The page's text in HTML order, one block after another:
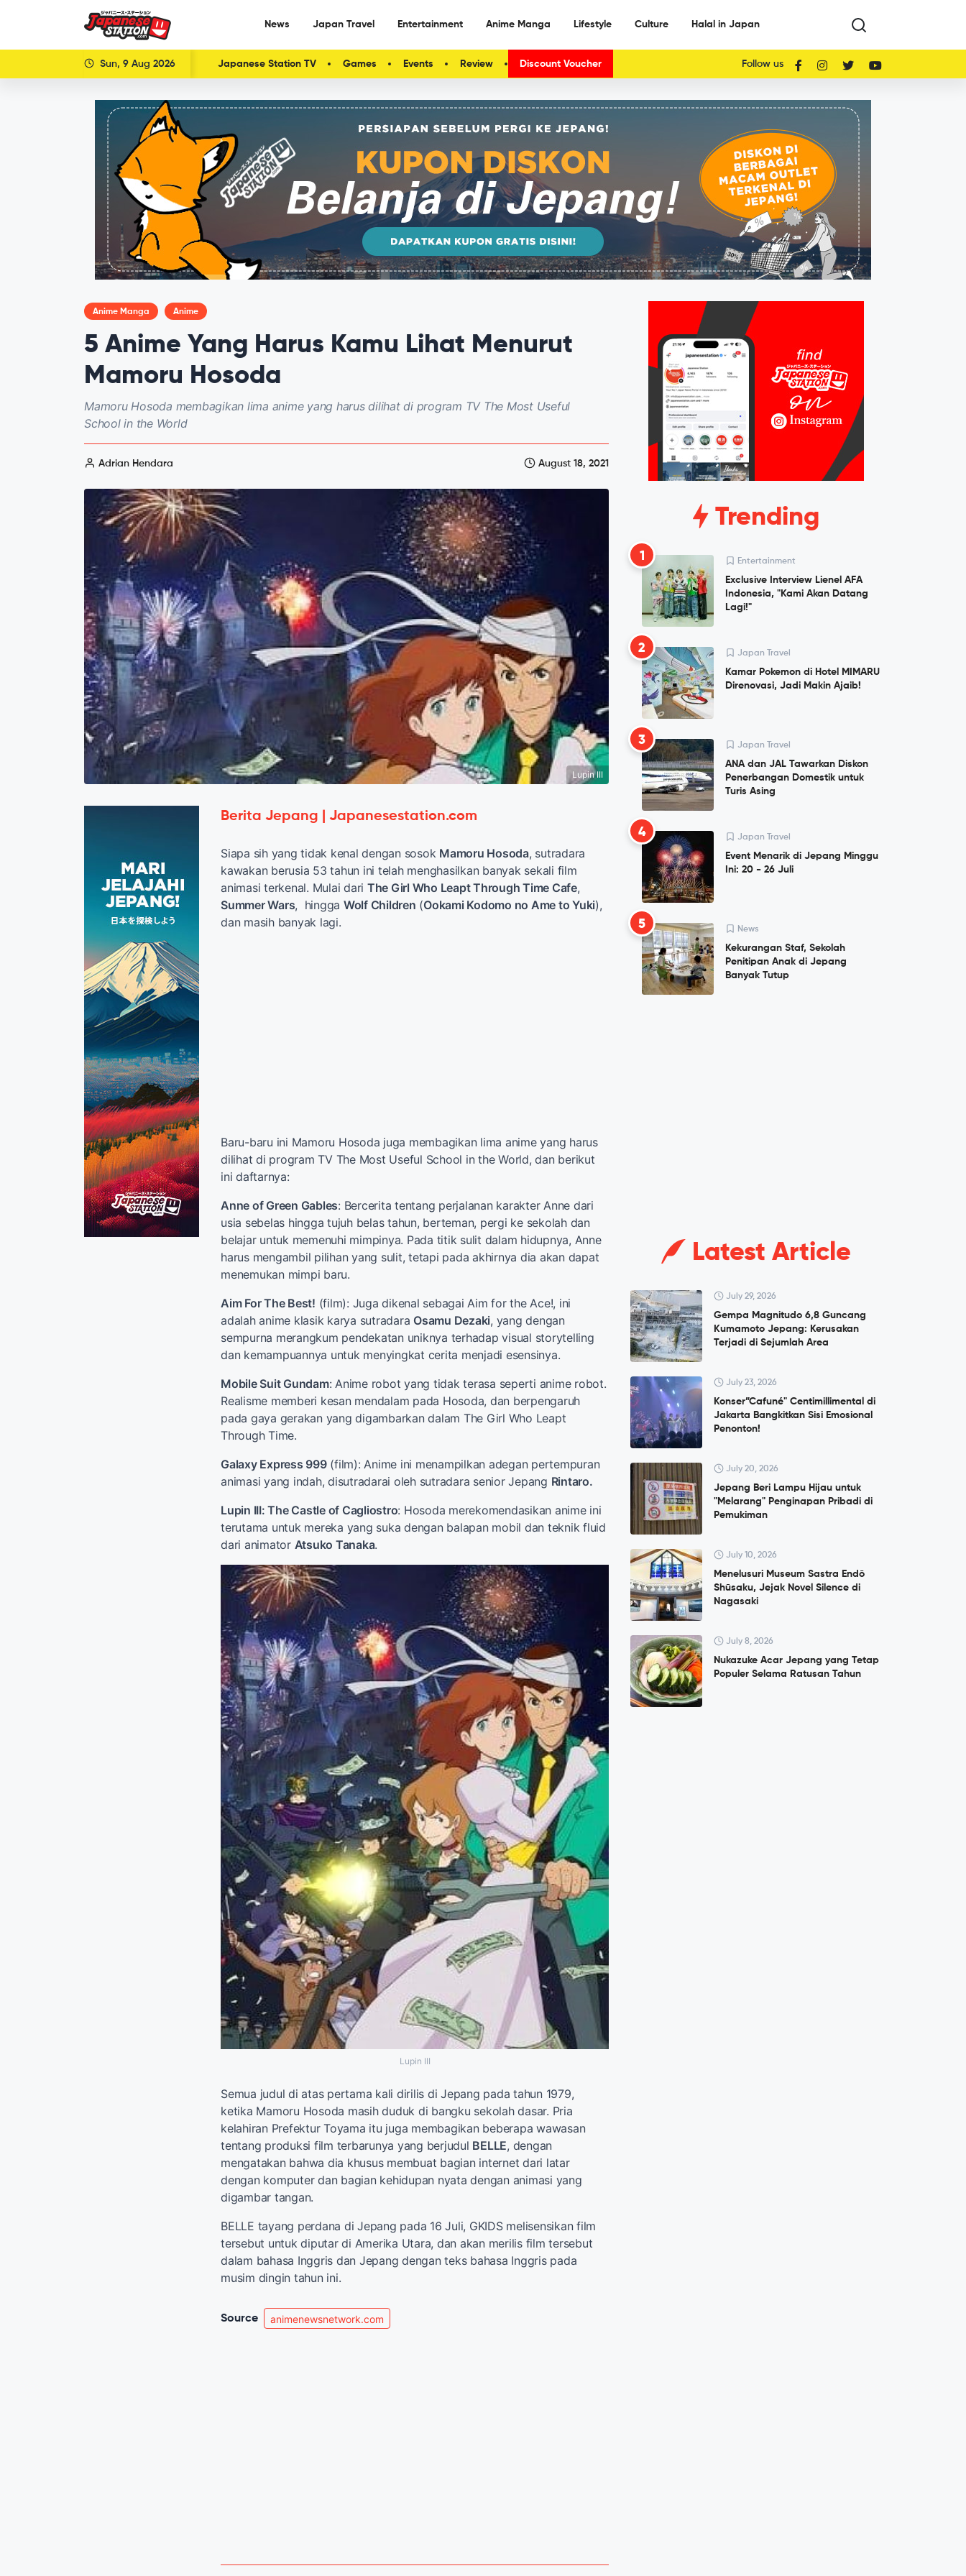
News Japan Travel Entertainment Anime Manga Lifestyle Culture Halal in Japan
Sun, 9 Aug 2026 Japanese Station TV Games Events Review Discount Voucher Follow us
Anime Manga Anime
5 Anime Yang Harus Kamu Lihat Menurut
Mamoru Hosoda
Mamoru Hosoda membagikan lima anime yang harus dilihat di program TV The Most Useful
School in the World
Adrian Hendara August 18, 2021
Lupin III
Berita Jepang | Japanesestation.com
Siapa sih yang tidak kenal dengan sosok Mamoru Hosoda, sutradara
kawakan berusia 53 tahun ini telah menghasilkan banyak sekali film
animasi terkenal. Mulai dari The Girl Who Leapt Through Time Cafe,
Summer Wars, hingga Wolf Children (Ookami Kodomo no Ame to Yuki),
dan masih banyak lagi.
Baru-baru ini Mamoru Hosoda juga membagikan lima anime yang harus
dilihat di program TV The Most Useful School in the World, dan berikut
ini daftarnya:
Anne of Green Gables: Bercerita tentang perjalanan karakter Anne dari
usia sebelas hingga tujuh belas tahun, berteman, pergi ke sekolah dan
belajar untuk memenuhi mimpinya. Pada titik sulit dalam hidupnya, Anne
harus mengambil pilihan yang sulit, tetapi pada akhirnya dia akan dapat
menemukan mimpi baru.
Aim For The Best! (film): Juga dikenal sebagai Aim for the Ace!, ini
adalah anime klasik karya sutradara Osamu Dezaki, yang dengan
sempurna merangkum pendekatan uniknya terhadap visual storytelling
dan kemampuannya untuk menyingkat cerita menjadi esensinya.
Mobile Suit Gundam: Anime robot yang tidak terasa seperti anime robot.
Realisme memberi kesan mendalam pada Hosoda, dan berpengaruh
pada gaya gerakan yang digambarkan dalam The Girl Who Leapt
Through Time.
Galaxy Express 999(film): Anime ini menampilkan adegan pertempuran
animasi yang indah, disutradarai oleh sutradara senior Jepang Rintaro.
Lupin III: The Castle of Cagliostro: Hosoda merekomendasikan anime ini
terutama untuk mereka yang suka dengan balapan mobil dan teknik fluid
dari animator Atsuko Tanaka.
Lupin III
Semua judul di atas pertama kali dirilis di Jepang pada tahun 1979,
ketika Mamoru Hosoda masih duduk di bangku sekolah dasar. Pria
kelahiran Prefektur Toyama itu juga membagikan beberapa wawasan
tentang produksi film terbarunya yang berjudul BELLE, dengan
mengatakan bahwa dia khusus membuat bagian internet dari latar
dengan komputer dan bagian kehidupan nyata dengan animasi yang
digambar tangan.
BELLE tayang perdana di Jepang pada 16 Juli, GKIDS melisensikan film
tersebut untuk diputar di Amerika Utara, dan akan merilis film tersebut
dalam bahasa Inggris dan Jepang dengan teks bahasa Inggris pada
musim dingin tahun ini.
Source animenewsnetwork.com
Trending
1 Entertainment
Exclusive Interview Lienel AFA
Indonesia, "Kami Akan Datang
Lagi!"
2 Japan Travel
Kamar Pokemon di Hotel MIMARU
Direnovasi, Jadi Makin Ajaib!
3 Japan Travel
ANA dan JAL Tawarkan Diskon
Penerbangan Domestik untuk
Turis Asing
4 Japan Travel
Event Menarik di Jepang Minggu
Ini: 20 - 26 Juli
5 News
Kekurangan Staf, Sekolah
Penitipan Anak di Jepang
Banyak Tutup
Latest Article
July 29, 2026
Gempa Magnitudo 6,8 Guncang
Kumamoto Jepang: Kerusakan
Terjadi di Sejumlah Area
July 23, 2026
Konser”Cafuné" Centimillimental di
Jakarta Bangkitkan Sisi Emosional
Penonton!
July 20, 2026
Jepang Beri Lampu Hijau untuk
"Melarang" Penginapan Pribadi di
Pemukiman
July 10, 2026
Menelusuri Museum Sastra Endō
Shūsaku, Jejak Novel Silence di
Nagasaki
July 8, 2026
Nukazuke Acar Jepang yang Tetap
Populer Selama Ratusan Tahun